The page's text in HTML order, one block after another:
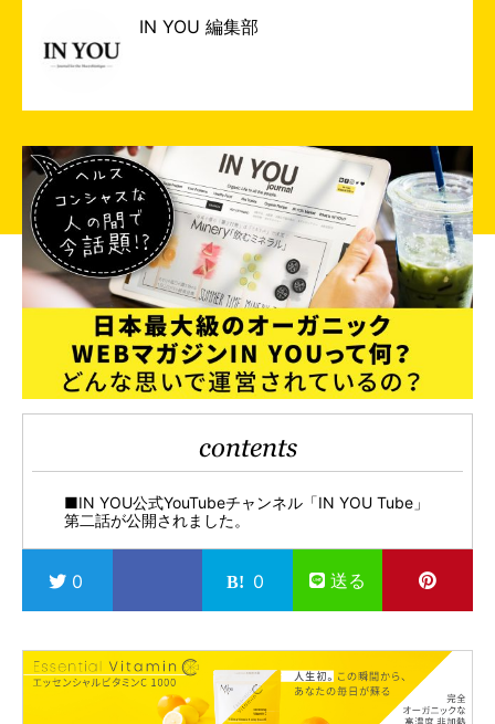
IN YOU 編集部
contents
■IN YOU公式YouTubeチャンネル「IN YOU Tube」
第二話が公開されました。
0 0 送る